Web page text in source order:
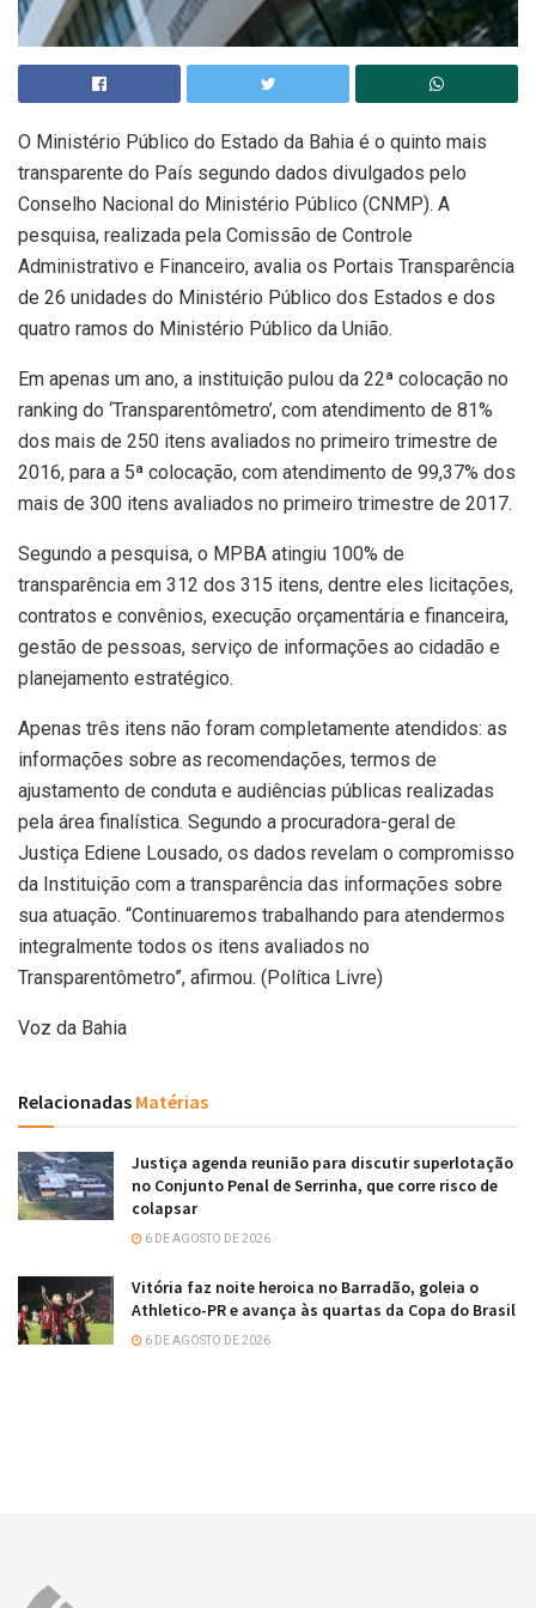
O Ministério Público do Estado da Bahia é o quinto mais
transparente do País segundo dados divulgados pelo
Conselho Nacional do Ministério Público (CNMP). A
pesquisa, realizada pela Comissão de Controle
Administrativo e Financeiro, avalia os Portais Transparência
de 26 unidades do Ministério Público dos Estados e dos
quatro ramos do Ministério Público da União.
Em apenas um ano, a instituição pulou da 22ª colocação no
ranking do ‘Transparentômetro’, com atendimento de 81%
dos mais de 250 itens avaliados no primeiro trimestre de
2016, para a 5ª colocação, com atendimento de 99,37% dos
mais de 300 itens avaliados no primeiro trimestre de 2017.
Segundo a pesquisa, o MPBA atingiu 100% de
transparência em 312 dos 315 itens, dentre eles licitações,
contratos e convênios, execução orçamentária e financeira,
gestão de pessoas, serviço de informações ao cidadão e
planejamento estratégico.
Apenas três itens não foram completamente atendidos: as
informações sobre as recomendações, termos de
ajustamento de conduta e audiências públicas realizadas
pela área finalística. Segundo a procuradora-geral de
Justiça Ediene Lousado, os dados revelam o compromisso
da Instituição com a transparência das informações sobre
sua atuação. “Continuaremos trabalhando para atendermos
integralmente todos os itens avaliados no
Transparentômetro”, afirmou. (Política Livre)
Voz da Bahia
Relacionadas Matérias
Justiça agenda reunião para discutir superlotação
no Conjunto Penal de Serrinha, que corre risco de
colapsar
6 DE AGOSTO DE 2026
Vitória faz noite heroica no Barradão, goleia o
Athletico-PR e avança às quartas da Copa do Brasil
6 DE AGOSTO DE 2026